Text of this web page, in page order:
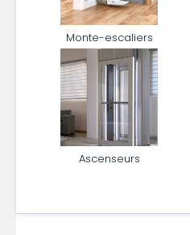
Monte-escaliers
Ascenseurs